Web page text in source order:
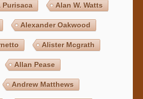
Purisaca Alan W. Watts
Alexander Oakwood
Alister Mcgrath
Allan Pease
Andrew Matthews